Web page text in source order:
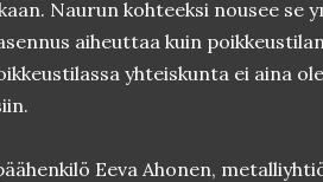
Naurun kohteeksi nousee se
aiheuttaa kuin
yhteiskunta ei aina
Eeva Ahonen,